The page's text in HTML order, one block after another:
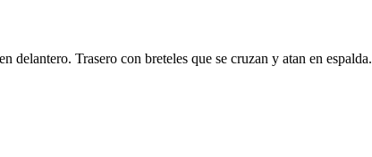
delantero. Trasero con breteles que se cruzan y atan en espalda.